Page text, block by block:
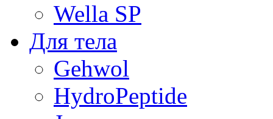
Wella SP
Для тела
Gehwol
HydroPeptide